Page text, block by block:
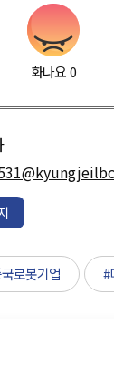
화나요0
로봇기업 #